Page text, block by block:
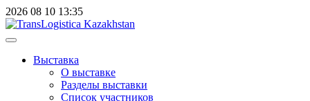
2026 08 10 13:35
Выставка
О выставке
Разделы выставки
Список участников